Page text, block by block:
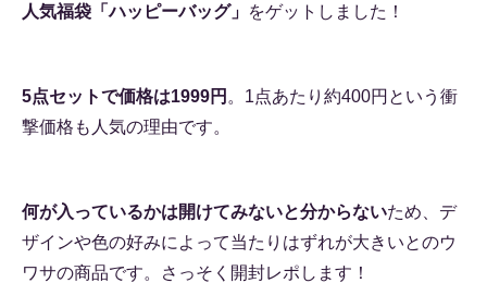
人気福袋「ハッピーバッグ」 をゲットしました！
5点セットで価格は1999円 。1点あたり約400円という衝
撃価格も人気の理由です。
何が入っているかは開けてみないと分からないため、デ
ザインや色の好みによって当たりはずれが大きいとのウ
ワサの商品です。さっそく開封レポします！